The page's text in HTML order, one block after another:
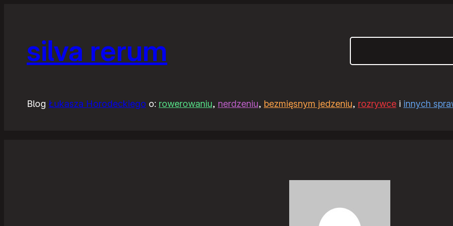
silva rerum
Blog Łukasza Horodeckiego o: rowerowaniu, nerdzeniu, bezmięsnym jedzeniu, rozrywcei innych